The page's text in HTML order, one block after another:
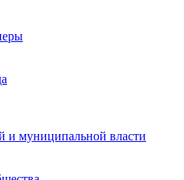
и муниципальной власти